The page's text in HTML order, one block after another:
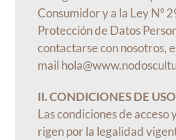
Consumidor y a la Ley Nº
Protección de Datos
contactarse con nosotros,
mail
II. CONDICIONES DE USO
Las condiciones de acceso
rigen por la legalidad